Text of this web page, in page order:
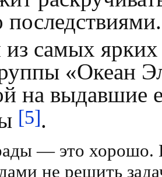
последствиями.
самых ярких
«Океан
на выдавшие
[5].
— это хорошо.
не решить